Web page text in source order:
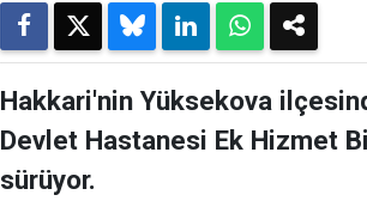
Hakkari'nin Yüksekova
Devlet Hastanesi Ek Hizmet
sürüyor.